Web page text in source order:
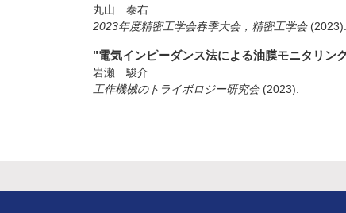
丸山 泰右
2023年度精密工学会春季大会，精密工学会 (2023)
"電気インピーダンス法による油膜モニタリン
岩瀬 駿介
工作機械のトライボロジー研究会 (2023)